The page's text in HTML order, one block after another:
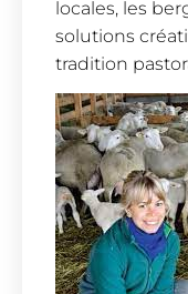
locales, les
solutions
tradition